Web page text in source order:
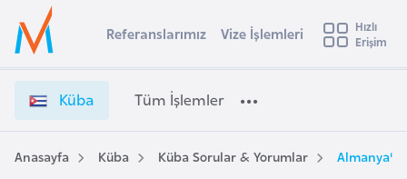
Ülke Seçimi
Başvuru yapmak istediğiniz ülkeyi seçin
Üye
Girişi
ü
a
V
e
Referanslarımız Vize İşlemleri
Hızlı
Erişim
Küba Tüm İşlemler
Anasayfa Küba Küba Sorular & Yorumlar
s
t
r
a